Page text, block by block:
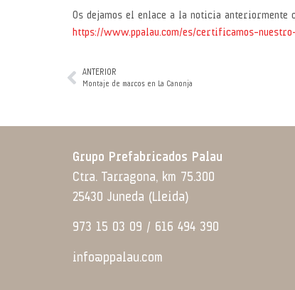
Os dejamos el enlace a la noticia anteriormente
https://www.ppalau.com/es/certificamos-
ANTERIOR
Montaje de marcos en La Canonja
Grupo Prefabricados Palau
Ctra. Tarragona, km 75.300
25430 Juneda (Lleida)
973 15 03 09 / 616 494 390
info@ppalau.com